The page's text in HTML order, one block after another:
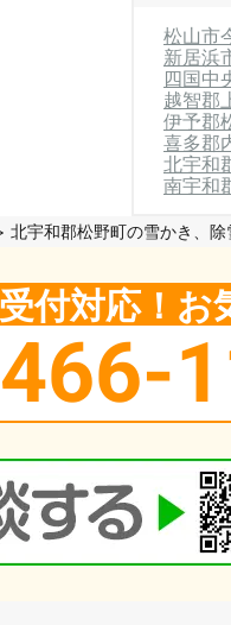
松山市
新居浜
四国中
越智郡
伊予郡
喜多郡
北宇和
南宇和
北宇和郡松野町の雪かき、
付対応！お